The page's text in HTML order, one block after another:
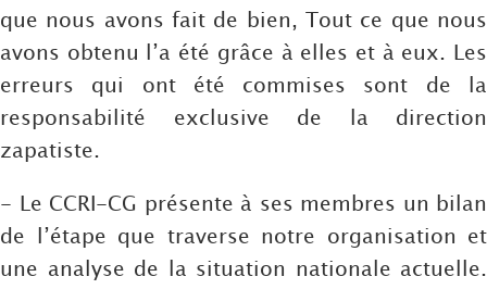
que nous avons fait de bien, Tout ce que nous
avons obtenu l’a été grâce à elles et à eux. Les
erreurs qui ont été commises sont de la
responsabilité exclusive de la direction
zapatiste.
- Le CCRI-CG présente à ses membres un bilan
de l’étape que traverse notre organisation et
une analyse de la situation nationale actuelle.